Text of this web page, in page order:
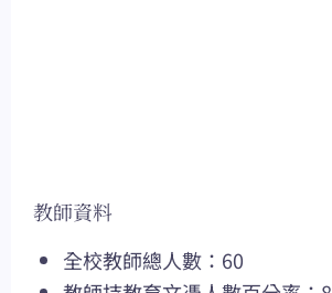
教師資料
全校教師總人數：60